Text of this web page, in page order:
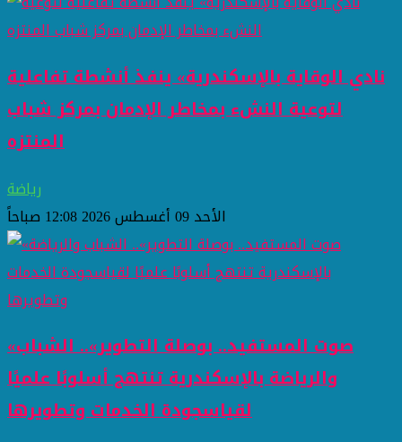
نادي الوقاية بالإسكندرية» ينفذ أنشطة تفاعلية
لتوعية النشء بمخاطر الإدمان بمركز شباب
المنتزه
رياضة
الأحد 09 أغسطس 2026 12:08 صباحاً
«صوت المستفيد.. بوصلة التطوير».. الشباب
والرياضة بالإسكندرية تنتهج أسلوبًا علميًا
لقياسجودة الخدمات وتطويرها